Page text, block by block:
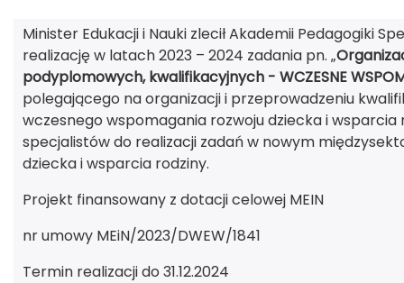
Minister Edukacji i Nauki zlecił Akademii Pedagogiki
realizację w latach 2023 – 2024 zadania pn. „
podyplomowych, kwalifikacyjnych - WCZESNE
polegającego na organizacji i przeprowadzeniu
wczesnego wspomagania rozwoju dziecka i
specjalistów do realizacji zadań w nowym
dziecka i wsparcia rodziny.
Projekt finansowany z dotacji celowej MEIN
nr umowy MEiN/2023/DWEW/1841
Termin realizacji do 31.12.2024